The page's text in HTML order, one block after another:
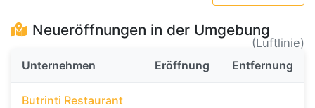
Neueröffnungen in der Umgebung
(Luftlinie)
Unternehmen
Eröffnung Entfernung
Butrinti Restaurant